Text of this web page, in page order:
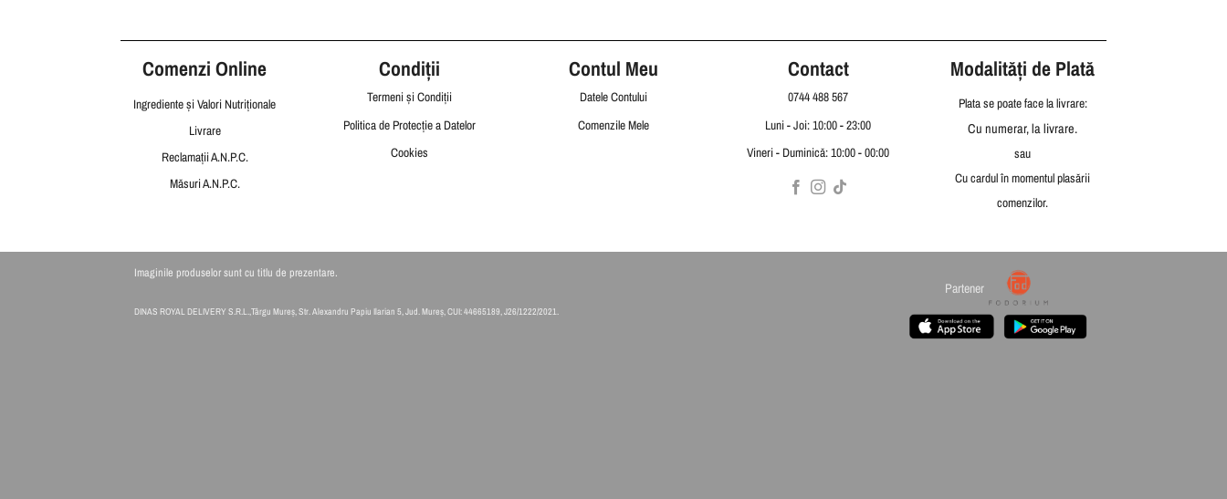
Comenzi Online
Ingrediente și Valori Nutriționale
Livrare
ReclamațiiA.N.P.C.
Măsuri A.N.P.C.
Condiții
Termeni și Condiții
Politica de Protecție a Datelor
Cookies
Contul Meu
Datele Contului
Comenzile Mele
Contact
0744 488 567
Luni - Joi: 10:00 - 23:00
Vineri - Duminică: 10:00 - 00:00
Modalități de Plată
Plata se poate face la livrare:
Cu numerar, la livrare.
sau
Cu cardul în momentul plasării
comenzilor.
Partener
Imaginile produselor sunt cu titlu de prezentare.
DINAS ROYAL DELIVERY S.R.L.,Târgu Mureș, Str. Alexandru Papiu Ilarian 5, Jud. Mureș, CUI: 44665189, J26/1222/2021.